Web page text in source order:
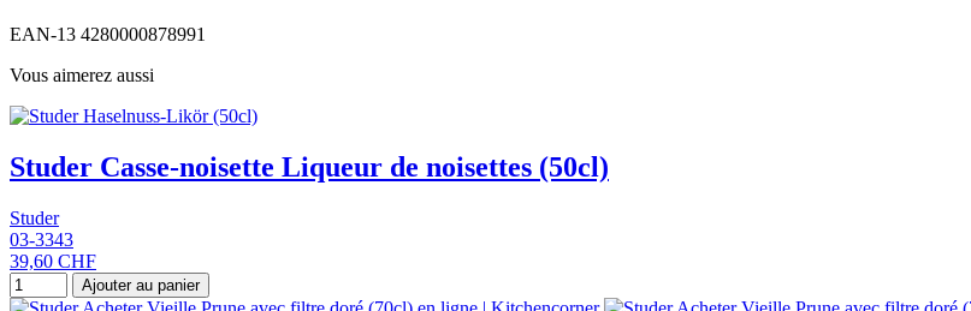
EAN-13 4280000878991
Vous aimerez aussi
Studer Casse-noisette Liqueur de noisettes (50cl)
Studer
03-3343
39,60 CHF
Ajouter au panier